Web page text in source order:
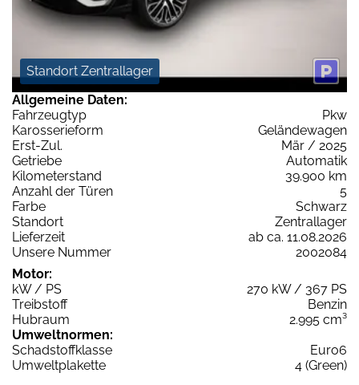
Standort Zentrallager
Allgemeine Daten:
Fahrzeugtyp
Pkw
Karosserieform
Geländewagen
Erst-Zul.
Mär / 2025
Getriebe
Automatik
Kilometerstand
39.900 km
Anzahl der Türen
5
Farbe
Schwarz
Standort
Zentrallager
Lieferzeit
ab ca. 11.08.2026
Unsere Nummer
2002084
Motor:
kW / PS
270 kW / 367 PS
Treibstoff
Benzin
Hubraum
2.995 cm³
Umweltnormen:
Schadstoffklasse
Euro6
Umweltplakette
4 (Green)